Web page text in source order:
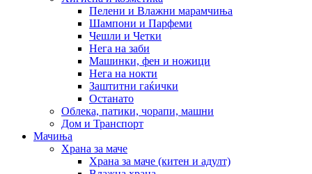
Пелени и Влажни марамчиња
Шампони и Парфеми
Чешли и Четки
Нега на заби
Машинки, фен и ножици
Нега на нокти
Заштитни гаќички
Останато
Облека, патики, чорапи, машни
Дом и Транспорт
Мачиња
Храна за маче
Храна за маче (китен и адулт)